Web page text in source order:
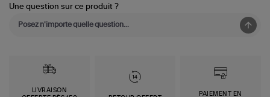
Une question sur ce produit ?
LIVRAISON
PAIEMENT EN